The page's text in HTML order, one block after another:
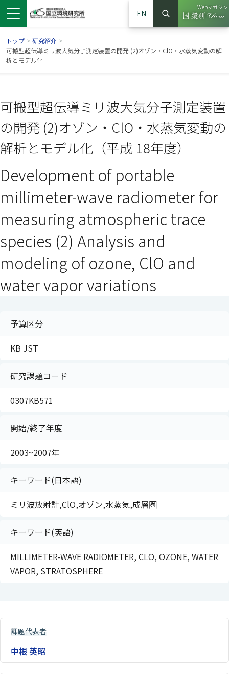
ドウで開きます）
ンドウで開きます）
ウインドウで開きます）
EN
サイト内検索
検索
Webマガジン
（別ウイ
トップ > 研究紹介 >
可搬型超伝導ミリ波大気分子測定装置の開発 (2)オゾン・ClO・水蒸気変動の解
析とモデル化
可搬型超伝導ミリ波大気分子測定装置
の開発 (2)オゾン・ClO・水蒸気変動の
解析とモデル化（平成 18年度）
Development of portable
millimeter-wave radiometer for
measuring atmospheric trace
species (2) Analysis and
modeling of ozone, ClO and
water vapor variations
予算区分
KB JST
研究課題コード
0307KB571
開始/終了年度
2003~2007年
キーワード(日本語)
ミリ波放射計,ClO,オゾン,水蒸気,成層圏
キーワード(英語)
MILLIMETER-WAVE RADIOMETER, CLO, OZONE, WATER
VAPOR, STRATOSPHERE
課題代表者
中根 英昭